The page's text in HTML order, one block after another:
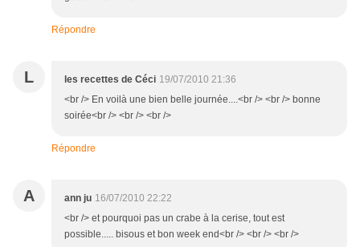
Répondre
L les recettes de Céci 19/07/2010 21:36
<br /> En voilà une bien belle journée....<br /> <br /> bonne
soirée<br /> <br /> <br />
Répondre
A ann ju 16/07/2010 22:22
<br /> et pourquoi pas un crabe à la cerise, tout est
possible..... bisous et bon week end<br /> <br /> <br />